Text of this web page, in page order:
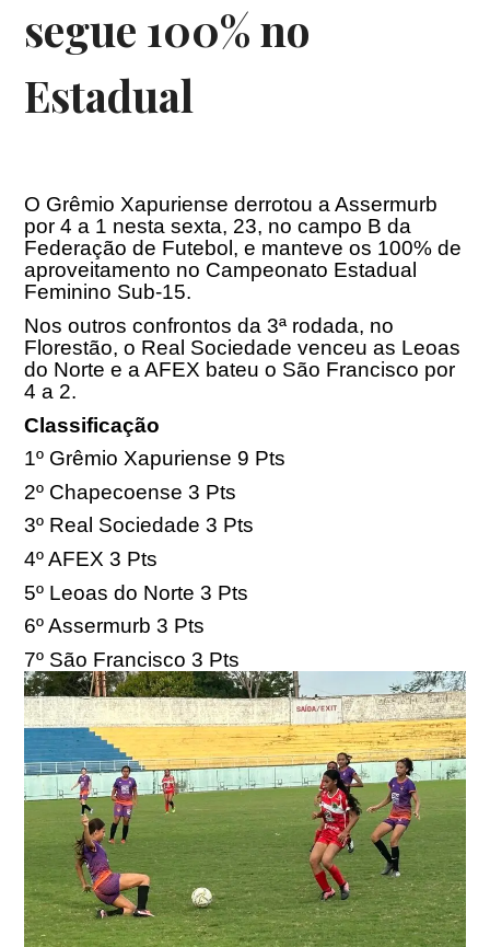
segue 100% no
Estadual
O Grêmio Xapuriense derrotou a Assermurb
por 4 a 1 nesta sexta, 23, no campo B da
Federação de Futebol, e manteve os 100% de
aproveitamento no Campeonato Estadual
Feminino Sub-15.
Nos outros confrontos da 3ª rodada, no
Florestão, o Real Sociedade venceu as Leoas
do Norte e a AFEX bateu o São Francisco por
4 a 2.
Classificação
1º Grêmio Xapuriense 9 Pts
2º Chapecoense 3 Pts
3º Real Sociedade 3 Pts
4º AFEX 3 Pts
5º Leoas do Norte 3 Pts
6º Assermurb 3 Pts
7º São Francisco 3 Pts